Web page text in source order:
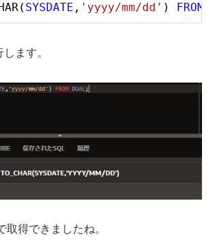
SYSDATE , 'yyyy/mm/dd' ) FROM
ます。
取得できましたね。